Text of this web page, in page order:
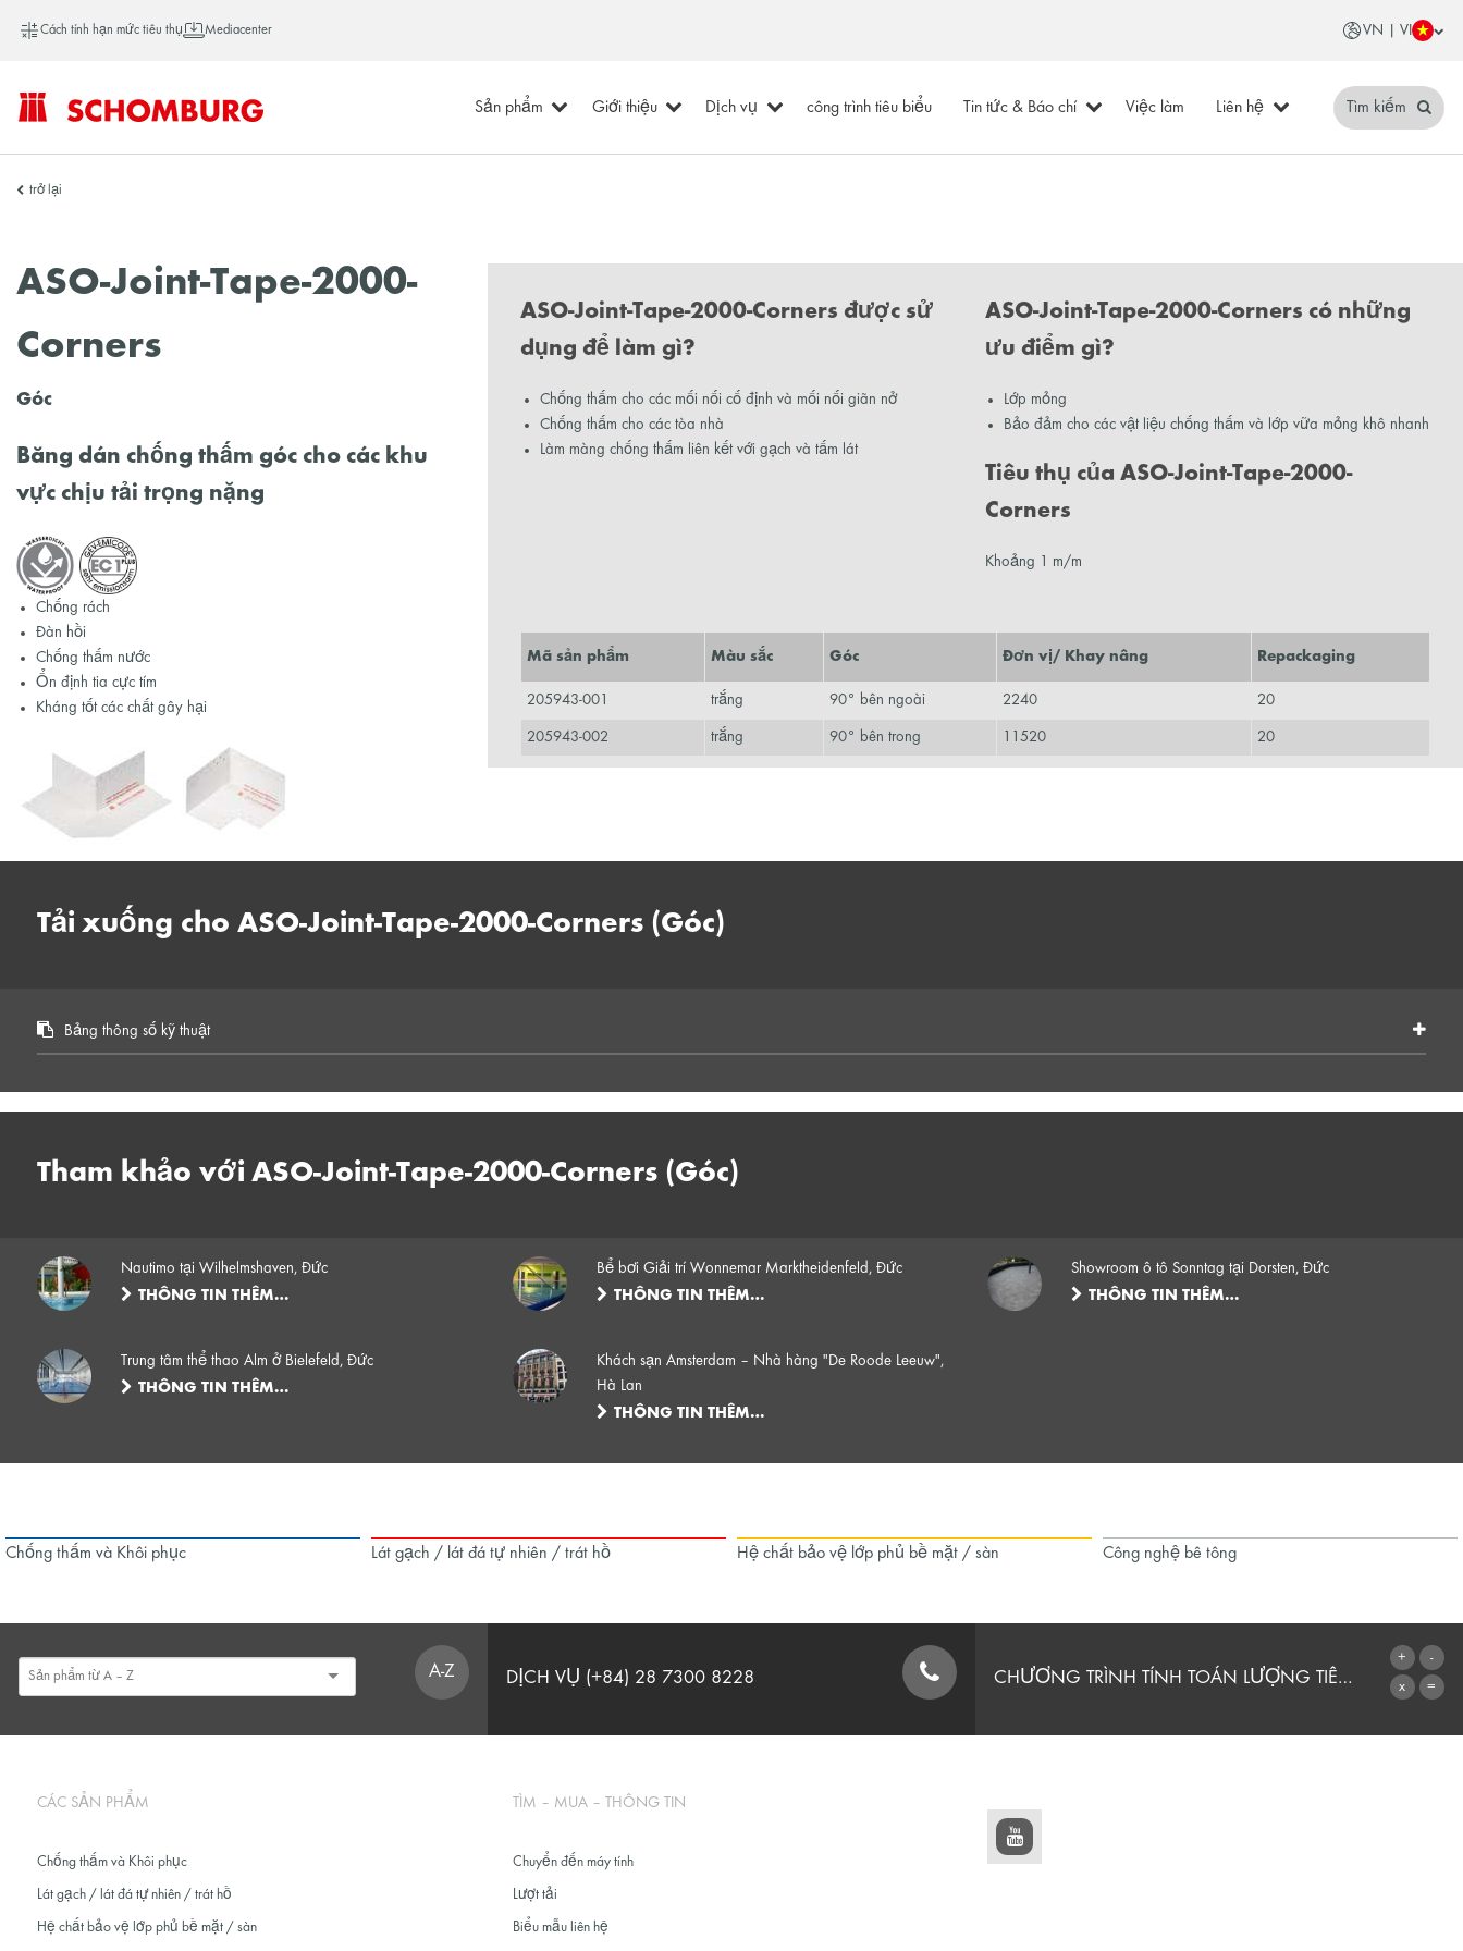
Cách tính hạn mức tiêu thụ Mediacenter VN | VI
SCHOMBURG
Nam
Sản phẩm Giới thiệu Dịch vụ công trình tiêu biểu Tin tức & Báo chí Việc làm Liên hệ Tìm kiếm
trở lại
ASO-Joint-Tape-2000-
Corners
Góc
Băng dán chống thấm góc cho các khu
vực chịu tải trọng nặng
Chống rách
Đàn hồi
Chống thấm nước
Ổn định tia cực tím
Kháng tốt các chất gây hại
ASO-Joint-Tape-2000-Corners được sử
dụng để làm gì?
Chống thấm cho các mối nối cố định và mối nối giãn nở
Chống thấm cho các tòa nhà
Làm màng chống thấm liên kết với gạch và tấm lát
ASO-Joint-Tape-2000-Corners có những
ưu điểm gì?
Lớp mỏng
Bảo đảm cho các vật liệu chống thấm và lớp vữa mỏng khô nhanh
Tiêu thụ của ASO-Joint-Tape-2000-
Corners
Khoảng 1 m/m
Mã sản phẩm Màu sắc Góc Đơn vị/ Khay nâng Repackaging
205943-001 trắng 90° bên ngoài 2240 20
205943-002 trắng 90° bên trong 11520 20
Tải xuống cho ASO-Joint-Tape-2000-Corners (Góc)
Bảng thông số kỹ thuật
Tham khảo với ASO-Joint-Tape-2000-Corners (Góc)
Nautimo tại Wilhelmshaven, Đức
THÔNG TIN THÊM…
Bể bơi Giải trí Wonnemar Marktheidenfeld, Đức
THÔNG TIN THÊM…
Showroom ô tô Sonntag tại Dorsten, Đức
THÔNG TIN THÊM…
Trung tâm thể thao Alm ở Bielefeld, Đức
THÔNG TIN THÊM…
Khách sạn Amsterdam – Nhà hàng "De Roode Leeuw",
Hà Lan
THÔNG TIN THÊM…
Chống thấm và Khôi phục Lát gạch / lát đá tự nhiên / trát hồ Hệ chất bảo vệ lớp phủ bề mặt / sàn Công nghệ bê tông
A-Z DỊCH VỤ (+84) 28 7300 8228 CHƯƠNG TRÌNH TÍNH TOÁN LƯỢNG TIÊU THỤ
CÁC SẢN PHẨM
Chống thấm và Khôi phục
Lát gạch / lát đá tự nhiên / trát hồ
Hệ chất bảo vệ lớp phủ bề mặt / sàn
TÌM – MUA – THÔNG TIN
Chuyển đến máy tính
Lượt tải
Biểu mẫu liên hệ